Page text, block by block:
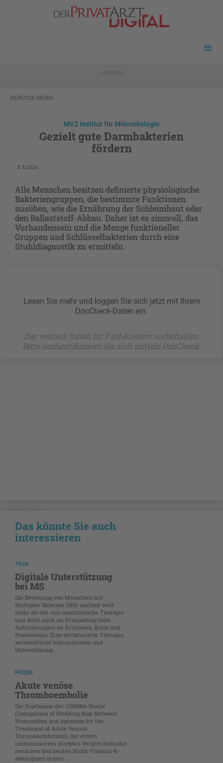
- ANZEIGE -
SERVICE NEWS
MVZ Institut für Mikroökologie
Gezielt gute Darmbakterien
fördern
3.5.2024
Alle Menschen besitzen definierte physiologische
Bakteriengruppen, die bestimmte Funktionen
ausüben, wie die Ernährung der Schleimhaut oder
den Ballaststoff-Abbau. Daher ist es sinnvoll, das
Vorhandensein und die Menge funktioneller
Gruppen und Schlüsselbakterien durch eine
Stuhldiagnostik zu ermitteln.
Lesen Sie mehr und loggen Sie sich jetzt mit Ihrem
DocCheck-Daten ein.
Der weitere Inhalt ist Fachkreisen vorbehalten.
Bitte authentifizieren Sie sich mittels DocCheck.
Das könnte Sie auch
interessieren
TEVA
Digitale Unterstützung
bei MS
Die Betreuung von Menschen mit
Multipler Sklerose (MS) umfasst weit
mehr als die rein medizinische Therapie
und stellt auch im Praxisalltag hohe
Anforderungen an Ärztinnen, Ärzte und
Praxisteams. Eine strukturierte Therapie,
verständliche Informationen und
Unterstützung ...
PFIZER
Akute venöse
Thromboembolie
Die Ergebnisse der COBRRA-Studie
(Comparison of Bleeding Risk Between
Rivaroxaban and Apixaban for the
Treatment of Acute Venous
Thromboembolism), der ersten
randomisierten direkten Vergleichsstudie
zwischen den beiden Nicht-Vitamin-K-
abhängigen oralen ...